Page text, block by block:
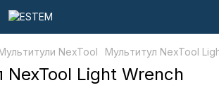
NexTool Мультитул NexTool
NexTool Light Wrench